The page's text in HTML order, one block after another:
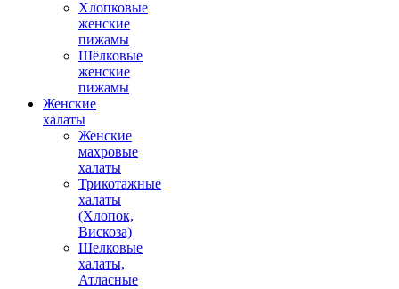
Хлопковые
женские
пижамы
Шёлковые
женские
пижамы
Женские
халаты
Женские
махровые
халаты
Трикотажные
халаты
(Хлопок,
Вискоза)
Шелковые
халаты,
Атласные